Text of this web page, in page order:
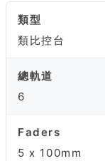
類型
類比控台
總軌道
6
Faders
5 x 100mm